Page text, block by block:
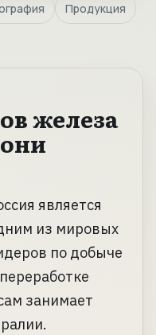
Продукция
железа
является
из мировых
по добыче
занимает